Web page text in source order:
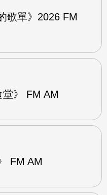
歌單》2026 FM
堂》 FM AM
FM AM